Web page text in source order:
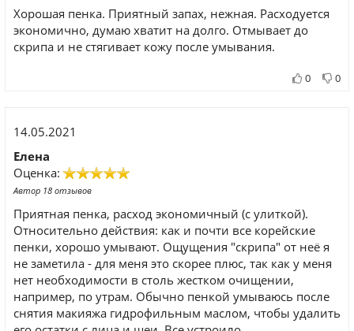
Хорошая пенка. Приятный запах, нежная. Расходуется
экономично, думаю хватит на долго. Отмывает до
скрипа и не стягивает кожу после умывания.
0 0
14.05.2021
Елена
Оценка:
Автор 18 отзывов
Приятная пенка, расход экономичный (с улиткой).
Относительно действия: как и почти все корейские
пенки, хорошо умывают. Ощущения "скрипа" от неё я
не заметила - для меня это скорее плюс, так как у меня
нет необходимости в столь жестком очищении,
например, по утрам. Обычно пенкой умываюсь после
снятия макияжа гидрофильным маслом, чтобы удалить